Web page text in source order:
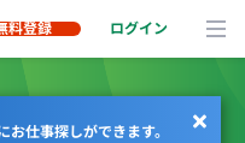
料登録 ログイン
仕事探しができます。